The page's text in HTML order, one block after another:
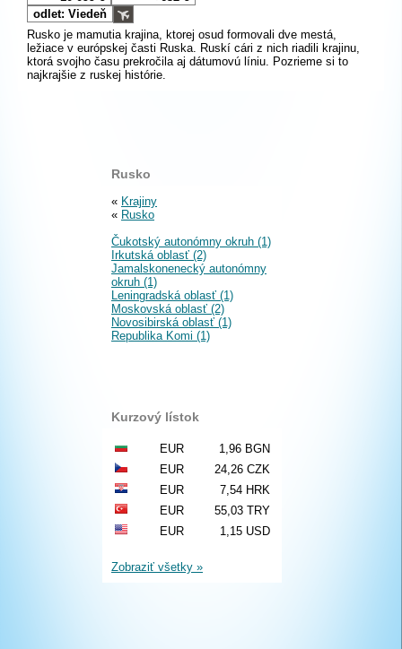
odlet: Viedeň
Rusko je mamutia krajina, ktorej osud formovali dve mestá,
ležiace v európskej časti Ruska. Ruskí cári z nich riadili krajinu,
ktorá svojho času prekročila aj dátumovú líniu. Pozrieme si to
najkrajšie z ruskej histórie.
Rusko
« Krajiny
« Rusko
Čukotský autonómny okruh (1)
Irkutská oblasť (2)
Jamalskonenecký autonómny
okruh (1)
Leningradská oblasť (1)
Moskovská oblasť (2)
Novosibirská oblasť (1)
Republika Komi (1)
Kurzový lístok
EUR
1,96 BGN
EUR
24,26 CZK
EUR
7,54 HRK
EUR
55,03 TRY
EUR
1,15 USD
Zobraziť všetky »